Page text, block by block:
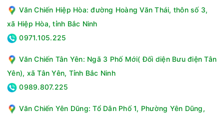
Văn Chiến Hiệp Hòa: đường Hoàng Văn Thái, thôn số 3,
xã Hiệp Hòa, tỉnh Bắc Ninh
0971.105.225
Văn Chiến Tân Yên: Ngã 3 Phố Mới( Đối diện Bưu điện Tân
Yên), xã Tân Yên, Tỉnh Bắc Ninh
0989.807.225
Văn Chiến Yên Dũng: Tổ Dân Phố 1, Phường Yên Dũng,